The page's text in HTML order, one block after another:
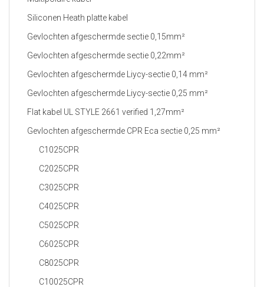
Siliconen Heath platte kabel
Gevlochten afgeschermde sectie 0,15mm²
Gevlochten afgeschermde sectie 0,22mm²
Gevlochten afgeschermde Liycy-sectie 0,14 mm²
Gevlochten afgeschermde Liycy-sectie 0,25 mm²
Flat kabel UL STYLE 2661 verified 1,27mm²
Gevlochten afgeschermde CPR Eca sectie 0,25 mm²
C1025CPR
C2025CPR
C3025CPR
C4025CPR
C5025CPR
C6025CPR
C8025CPR
C10025CPR